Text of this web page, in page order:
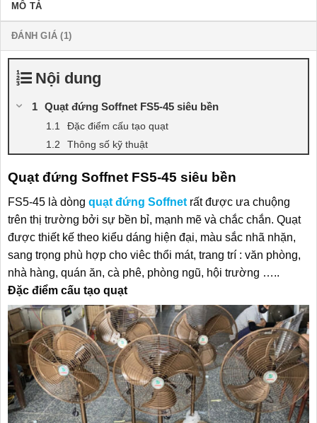
MÔ TẢ
ĐÁNH GIÁ (1)
Nội dung
Quạt đứng Soffnet FS5-45 siêu bền
Đặc điểm cấu tạo quạt
Thông số kỹ thuật
Quạt đứng Soffnet FS5-45 siêu bền
FS5-45 là dòng quạt đứng Soffnet rất được ưa chuộng
trên thị trường bởi sự bền bỉ, mạnh mẽ và chắc chắn. Quạt
được thiết kế theo kiểu dáng hiện đại, màu sắc nhã nhặn,
sang trọng phù hợp cho viêc thổi mát, trang trí : văn phòng,
nhà hàng, quán ăn, cà phê, phòng ngũ, hội trường …..
Đặc điểm cấu tạo quạt